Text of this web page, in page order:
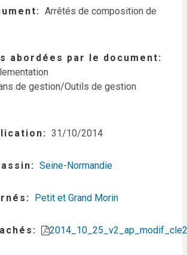
Arrêtés de composition de
abordées par le document
de gestion/Outils de gestion
31/10/2014
Seine-Normandie
Petit et Grand Morin